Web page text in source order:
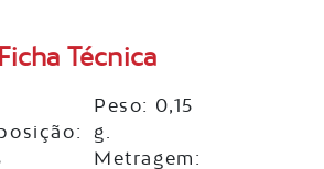
Ficha Técnica
Peso: 0,15
g.
Metragem: